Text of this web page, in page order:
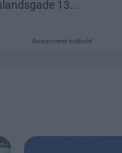
Annonceret indhold